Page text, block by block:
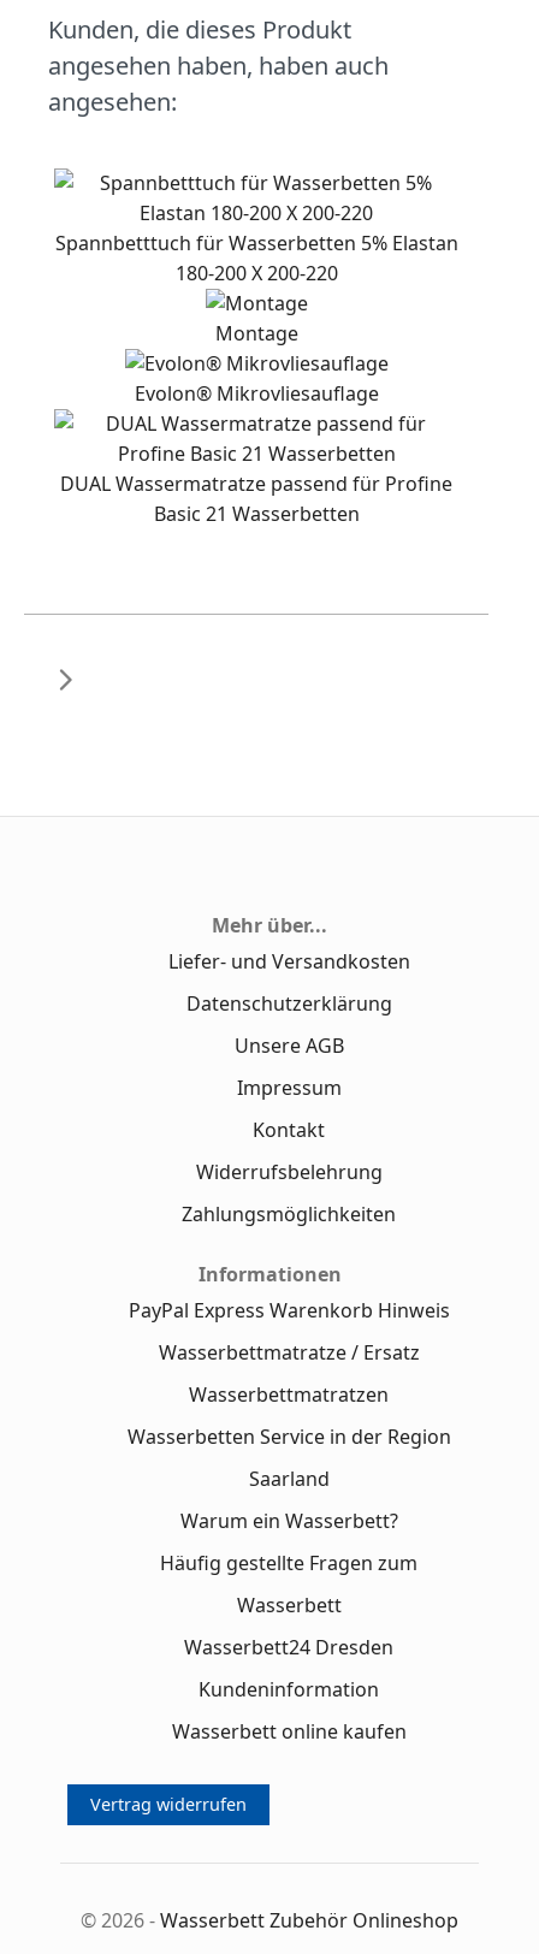
Kunden, die dieses Produkt
angesehen haben, haben auch
angesehen:
Spannbetttuch für Wasserbetten 5% Elastan
180-200 X 200-220
Montage
Evolon® Mikrovliesauflage
DUAL Wassermatratze passend für Profine
Basic 21 Wasserbetten
Mehr über...
Liefer- und Versandkosten
Datenschutzerklärung
Unsere AGB
Impressum
Kontakt
Widerrufsbelehrung
Zahlungsmöglichkeiten
Informationen
PayPal Express Warenkorb Hinweis
Wasserbettmatratze / Ersatz
Wasserbettmatratzen
Wasserbetten Service in der Region
Saarland
Warum ein Wasserbett?
Häufig gestellte Fragen zum
Wasserbett
Wasserbett24 Dresden
Kundeninformation
Wasserbett online kaufen
Vertrag widerrufen
© 2026 -Wasserbett Zubehör Onlineshop